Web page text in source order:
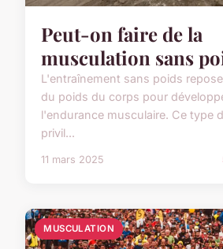
Peut-on faire de la
musculation sans
L'entraînement sans poids
du poids du corps pour
l'endurance musculaire. Ce type
privil...
11 mars 2025
MUSCULATION